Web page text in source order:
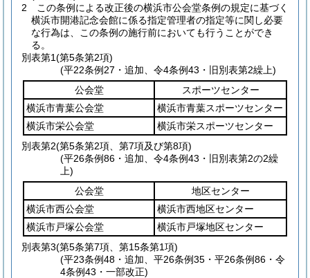
2
この条例による改正後の横浜市公会堂条例の規定に基づく
横浜市開港記念会館に係る指定管理者の指定等に関し必要
な行為は、この条例の施行前においても行うことができ
る。
別表第1(第5条第2項)
(平22条例27・追加、令4条例43・旧別表第2繰上)
公会堂
スポーツセンター
横浜市青葉公会堂
横浜市青葉スポーツセンター
横浜市栄公会堂
横浜市栄スポーツセンター
別表第2(第5条第2項、第7項及び第8項)
(平26条例86・追加、令4条例43・旧別表第2の2繰
上)
公会堂
地区センター
横浜市西公会堂
横浜市西地区センター
横浜市戸塚公会堂
横浜市戸塚地区センター
別表第3(第5条第7項、第15条第1項)
(平23条例48・追加、平26条例35・平26条例86・令
4条例43・一部改正)